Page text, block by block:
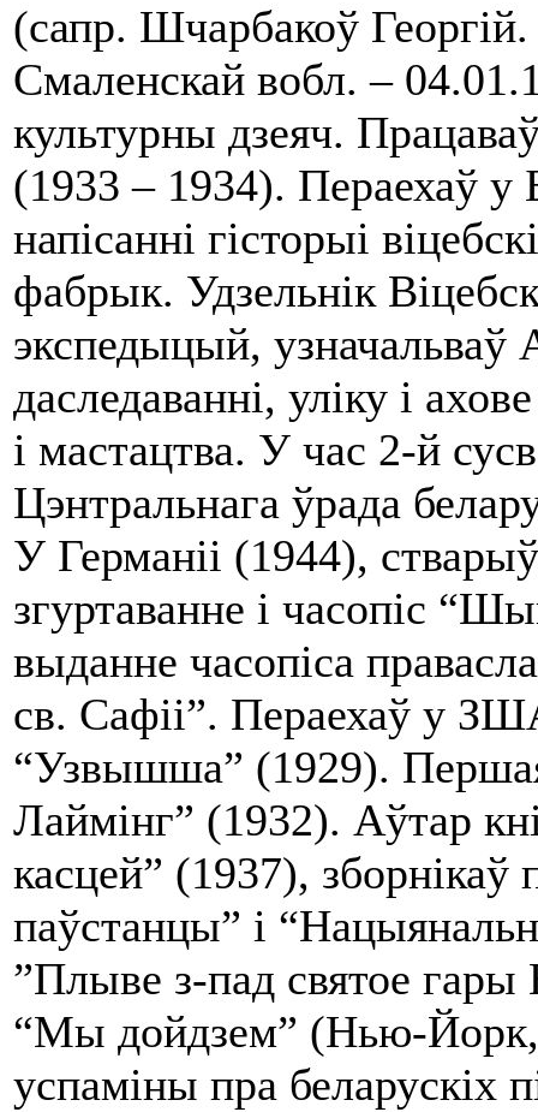
(сапр. Шчарбакоў
Смаленскай вобл. –
культурны дзеяч.
(1933 – 1934). Пераехаў у
напісанні гісторыі
фабрык. Удзельнік
экспедыцый,
даследаванні, уліку і
і мастацтва. У час 2-й
Цэнтральнага ўрада
У Германіі (1944),
згуртаванне і часопіс
выданне часопіса
св. Сафіі”. Пераехаў у
“Узвышша” (1929).
Лаймінг” (1932). Аўтар
касцей” (1937), зборнікаў
паўстанцы” і
”Плыве з-пад святое
“Мы дойдзем” (Нью-Йорк,
успаміны пра беларускіх